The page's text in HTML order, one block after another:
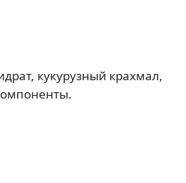
кукурузный крахмал,